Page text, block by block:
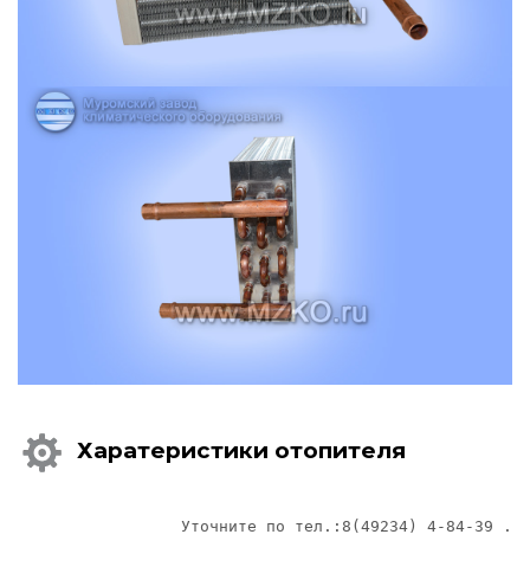
Харатеристики отопителя
Уточните по тел.:8(49234) 4-84-39 .